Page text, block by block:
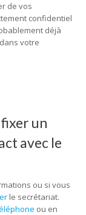
de vos
confidentiel
déjà
votre
un
avec le
ou si vous
le secrétariat.
ou en